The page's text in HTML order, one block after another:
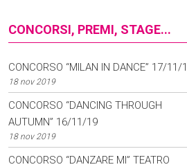
CONCORSI, PREMI, STAGE...
CONCORSO “MILAN IN DANCE” 17/11/
18 nov 2019
CONCORSO “DANCING THROUGH
AUTUMN” 16/11/19
18 nov 2019
CONCORSO “DANZARE MI” TEATRO